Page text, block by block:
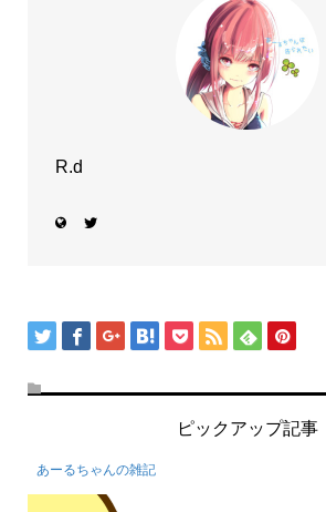
R.d
ピックアップ記事
あーるちゃんの雑記